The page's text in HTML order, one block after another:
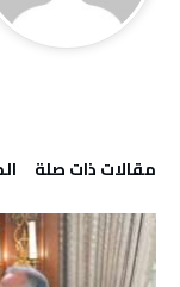
‫مقالات ذات صلة‬